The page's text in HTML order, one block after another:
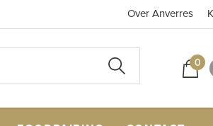
Over Anverres
0